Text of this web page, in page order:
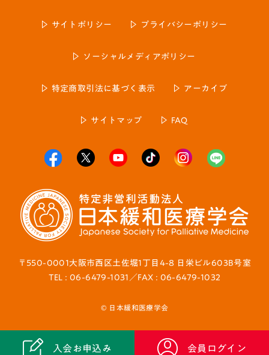
入会お申込み 会員ログイン
〒550-0001大阪市西区土佐堀1丁目4-8 日栄ビル603B号室
TEL : 06-6479-1031／FAX : 06-6479-1032
サイトポリシー プライバシーポリシー
ソーシャルメディアポリシー
特定商取引法に基づく表示 アーカイブ
サイトマップ FAQ
© 日本緩和医療学会